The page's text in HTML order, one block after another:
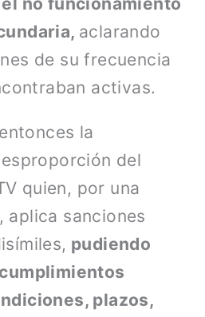
aclarando
de su frecuencia
activas.
la
del
quien, por una
aplica sanciones
pudiendo
plazos,